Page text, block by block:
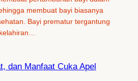
membuat bayi biasanya
Bayi prematur tergantung